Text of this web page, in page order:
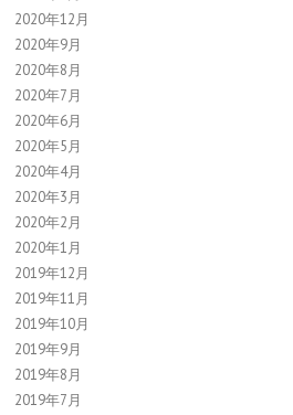
2020年12月
2020年9月
2020年8月
2020年7月
2020年6月
2020年5月
2020年4月
2020年3月
2020年2月
2020年1月
2019年12月
2019年11月
2019年10月
2019年9月
2019年8月
2019年7月